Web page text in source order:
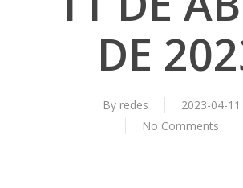
DE
By redes
2023-04-11
No Comments